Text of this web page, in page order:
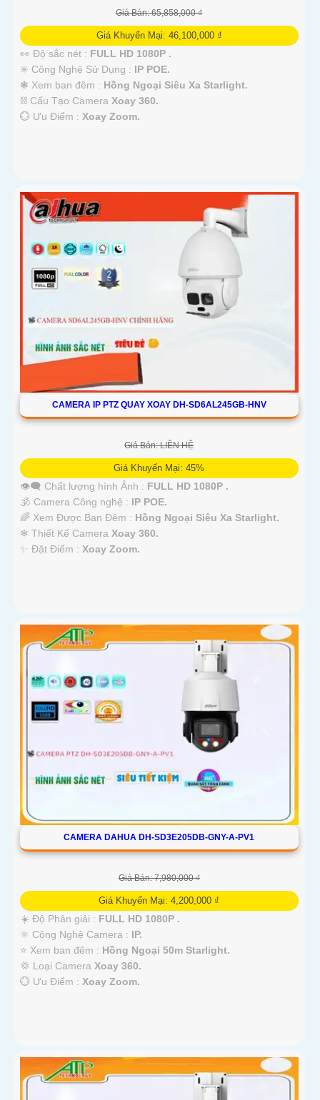
Giá Bán: 65,858,000 ₫
Giá Khuyến Mại: 46,100,000 ₫
👀 Độ sắc nét : FULL HD 1080P .
✳️ Công Nghệ Sử Dụng : IP POE.
❃ Xem ban đêm : Hồng Ngoại Siêu Xa Starlight.
⛓ Cấu Tạo Camera Xoay 360.
️💮 Ưu Điểm : Xoay Zoom.
CAMERA IP PTZ QUAY XOAY DH-SD6AL245GB-HNV
Giá Bán: LIÊN HỆ
Giá Khuyến Mại: 45%
👁️‍🗨 Chất lượng hình Ảnh : FULL HD 1080P .
🕉️ Camera Công nghệ : IP POE.
🌈 Xem Được Ban Đêm : Hồng Ngoại Siêu Xa Starlight.
❄ Thiết Kế Camera Xoay 360.
️✨ Đặt Điểm : Xoay Zoom.
CAMERA DAHUA DH-SD3E205DB-GNY-A-PV1
Giá Bán: 7,980,000 ₫
Giá Khuyến Mại: 4,200,000 ₫
☀️ Độ Phân giải : FULL HD 1080P .
⚛️ Công Nghệ Camera : IP.
⭐ Xem ban đêm : Hồng Ngoại 50m Starlight.
💢 Loại Camera Xoay 360.
️💮 Ưu Điểm : Xoay Zoom.